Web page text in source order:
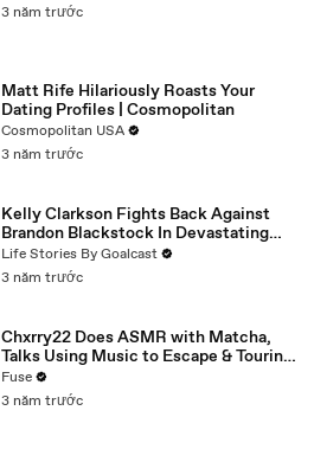
3 năm trước
Matt Rife Hilariously Roasts Your
Dating Profiles | Cosmopolitan
Cosmopolitan USA
3 năm trước
Kelly Clarkson Fights Back Against
Brandon Blackstock In Devastating
Divorce Battle
Life Stories By Goalcast
3 năm trước
Chxrry22 Does ASMR with Matcha,
Talks Using Music to Escape & Touring
with The Weeknd
Fuse
3 năm trước